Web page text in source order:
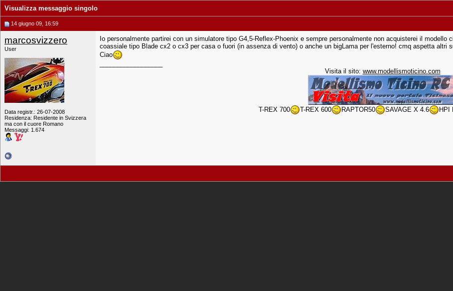
Visualizza messaggio singolo
14 giugno 09, 16:59
marcosvizzero
User
Data registr.: 26-07-2008
Residenza: Residente in Svizzera
ma con il cuore Romano
Messaggi: 1.674
Io personalmente partirei con un simulatore tipo G4,5-Reflex-Phoenix e sempre personalmente non acquisterei il
coassiale tipo Blade cx2 o cx3 per casa o fuori (in assenza di vento) o anche un bigLama per l'esterno! cmq aspetta altri
Ciao
Visita il sito: www.modellismoticino.com
T-REX 700 T-REX 600 RAPTOR50 SAVAGE X 4.6 HPI